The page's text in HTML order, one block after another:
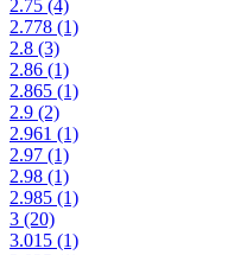
2.75 (4)
2.778 (1)
2.8 (3)
2.86 (1)
2.865 (1)
2.9 (2)
2.961 (1)
2.97 (1)
2.98 (1)
2.985 (1)
3 (20)
3.015 (1)